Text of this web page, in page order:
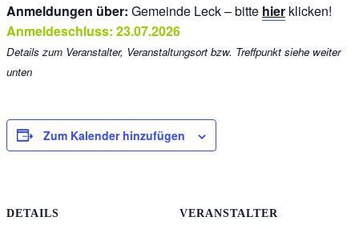
Anmeldungen über: Gemeinde Leck – bitte hier klicken!
Anmeldeschluss: 23.07.2026
Details zum Veranstalter, Veranstaltungsort bzw. Treffpunkt siehe weiter
unten
Zum Kalender hinzufügen
DETAILS VERANSTALTER